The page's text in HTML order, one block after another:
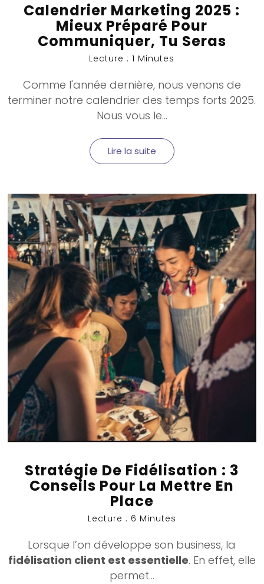
Calendrier Marketing 2025 :
Mieux Préparé Pour
Communiquer, Tu Seras
Lecture : 1 Minutes
Comme l'année dernière, nous venons de
terminer notre calendrier des temps forts 2025.
Nous vous le...
Lire la suite
Stratégie De Fidélisation : 3
Conseils Pour La Mettre En
Place
Lecture : 6 Minutes
Lorsque l’on développe son business, la
fidélisation client est essentielle. En effet, elle
permet...